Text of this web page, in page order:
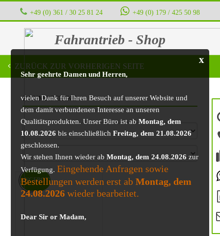
+49 (0) 361 / 30 25 81 24 ‭ ‭ ‭ ‭ +49 (0) 179 / 425 50 98
Fahrantrieb - Shop
x
Sehr geehrte Damen und Herren,
vielen Dank für Ihren Besuch auf unserer Website und
dem damit verbundenen Interesse an unseren
Qualitätsprodukten. Unser Büro ist abMontag, dem
10.08.2026 bis einschließlichFreitag, dem 21.08.2026
geschlossen.
Wir stehen Ihnen wieder abMontag, dem 24.08.2026 zur
Verfügung. Eingehende Anfragen sowie
Bestellungen werden erst abMontag, dem
24.08.2026 wieder bearbeitet.
Dear Sir or Madam,
ZURÜCK ZUR VORHERIGEN SEITE
BAUMASCHINE
ANGEBOT!